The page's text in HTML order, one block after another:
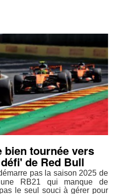
bien tournée vers
de Red Bull
pas la saison 2025 de
RB21 qui manque de
le seul souci à gérer pour